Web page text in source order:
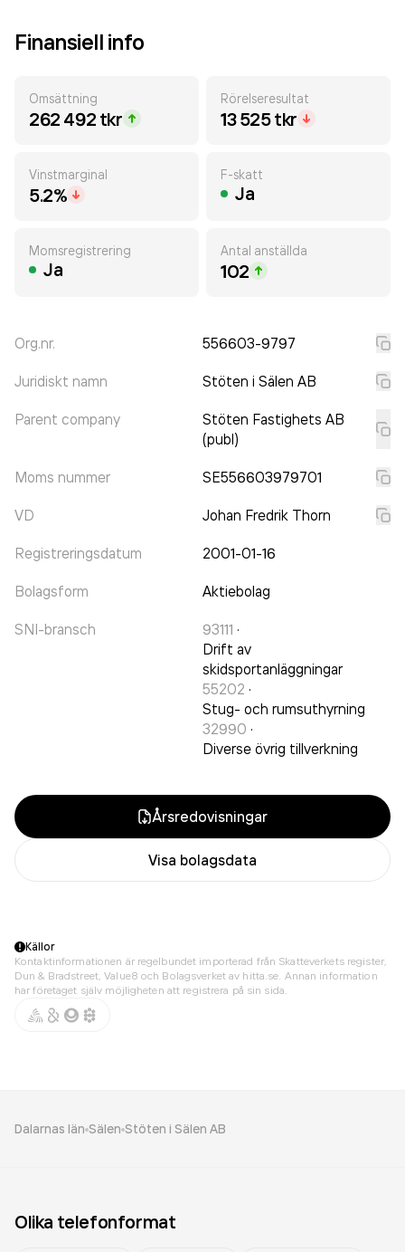
Finansiell info
Omsättning
262 492 tkr
Rörelseresultat
13 525 tkr
Vinstmarginal
5.2%
F-skatt
Ja
Momsregistrering
Ja
Antal anställda
102
Org.nr. 556603-9797
Juridiskt namn Stöten i Sälen AB
Parent company
Stöten Fastighets AB
(publ)
Moms nummer SE556603979701
VD Johan Fredrik Thorn
Registreringsdatum 2001-01-16
Bolagsform Aktiebolag
SNI-bransch 93111 ·
Drift av
skidsportanläggningar
55202 ·
Stug- och rumsuthyrning
32990 ·
Diverse övrig tillverkning
Årsredovisningar
Visa bolagsdata
Källor
Kontaktinformationen är regelbundet importerad från Skatteverkets register,
Dun & Bradstreet, Value8 och Bolagsverket av hitta.se. Annan information
har företaget själv möjligheten att registrera på sin sida.
Dalarnas län Sälen Stöten i Sälen AB
Olika telefonformat